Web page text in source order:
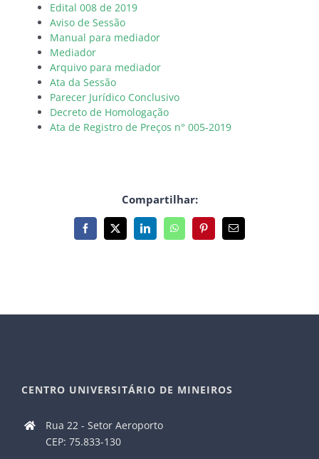
Edital 008 de 2019
Aviso de Sessão
Manual para mediador
Mediador
Arquivo para mediador
Ata da Sessão
Parecer Jurídico Conclusivo
Decreto de Homologação
Ata de Registro de Preços n° 005-2019
Compartilhar:
Facebook
X LinkedInWhatsAppPinterest
E-
mail
CENTRO UNIVERSITÁRIO DE MINEIROS
Rua 22 - Setor Aeroporto
CEP: 75.833-130